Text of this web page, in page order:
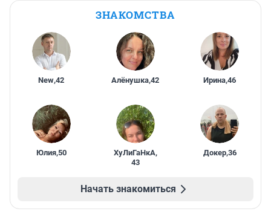
ЗНАКОМСТВА
New,42 Алёнушка,42 Ирина,46
Юлия,50 ХуЛиГаНкА,
43
Докер,36
Начать знакомиться